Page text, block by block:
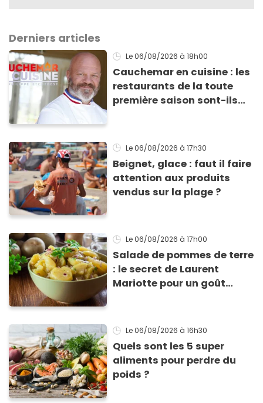
Derniers articles
Le 06/08/2026 à 18h00
Cauchemar en cuisine : les
restaurants de la toute
première saison sont-ils
Le 06/08/2026 à 17h30
Beignet, glace : faut il faire
attention aux produits
vendus sur la plage ?
Le 06/08/2026 à 17h00
Salade de pommes de terre
: le secret de Laurent
Mariotte pour un goût
Le 06/08/2026 à 16h30
Quels sont les 5 super
aliments pour perdre du
poids ?